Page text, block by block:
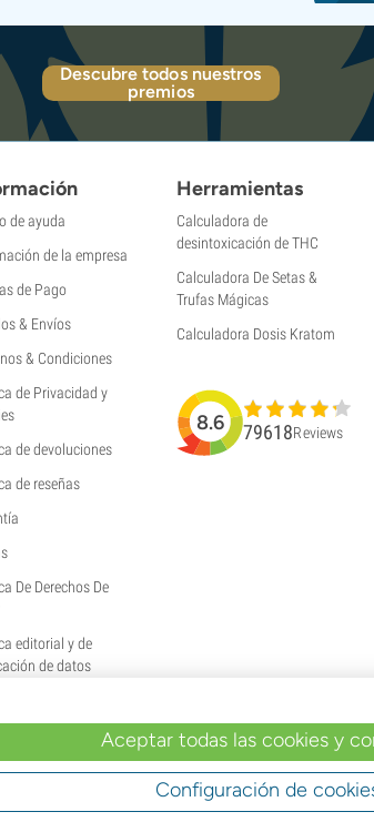
Descubre todos nuestros
premios
de ayuda
de la empresa
de Pago
& Envíos
& Condiciones
de Privacidad y
de devoluciones
de reseñas
De Derechos De
editorial y de
de datos
Herramientas
Calculadora de
desintoxicación de THC
Calculadora De Setas &
Trufas Mágicas
Calculadora Dosis Kratom
8.6 79618Reviews
Aceptar todas las cookies y
Configuración de